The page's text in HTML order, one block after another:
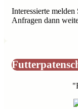
Interessierte
Anfragen dann